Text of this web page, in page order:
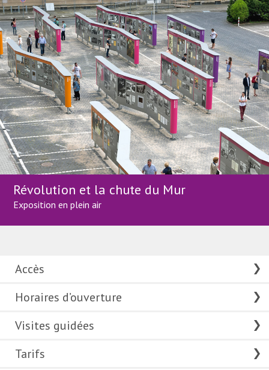
Révolution et la chute du Mur
Exposition en plein air
Accès
Horaires d’ouverture
Visites guidées
Tarifs